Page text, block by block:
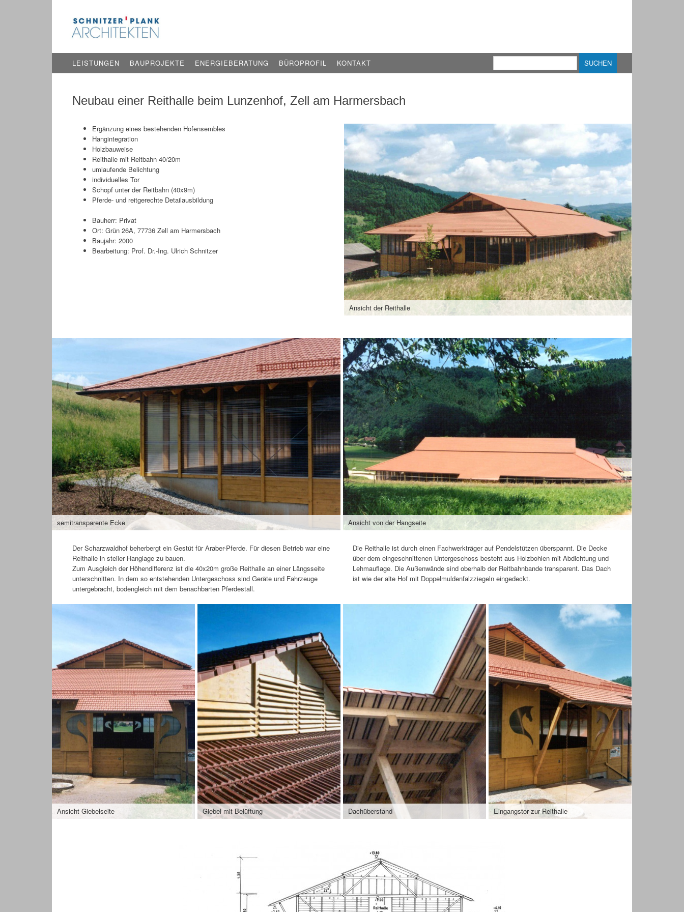
Inhalt
LEISTUNGEN BAUPROJEKTE ENERGIEBERATUNG BÜROPROFIL KONTAKT
Suche
Neubau einer Reithalle beim Lunzenhof, Zell am Harmersbach
Ergänzung eines bestehenden Hofensembles
Hangintegration
Holzbauweise
Reithalle mit Reitbahn 40/20m
umlaufende Belichtung
individuelles Tor
Schopf unter der Reitbahn (40x9m)
Pferde- und reitgerechte Detailausbildung
Bauherr: Privat
Ort: Grün 26A, 77736 Zell am Harmersbach
Baujahr: 2000
Bearbeitung: Prof. Dr.-Ing. Ulrich Schnitzer
Ansicht der Reithalle
semitransparente Ecke Ansicht von der Hangseite
Der Scharzwaldhof beherbergt ein Gestüt für Araber-Pferde. Für diesen Betrieb war eine
Reithalle in steiler Hanglage zu bauen.
Zum Ausgleich der Höhendifferenz ist die 40x20m große Reithalle an einer Längsseite
unterschnitten. In dem so entstehenden Untergeschoss sind Geräte und Fahrzeuge
untergebracht, bodengleich mit dem benachbarten Pferdestall.
Die Reithalle ist durch einen Fachwerkträger auf Pendelstützen überspannt. Die Decke
über dem eingeschnittenen Untergeschoss besteht aus Holzbohlen mit Abdichtung und
Lehmauflage. Die Außenwände sind oberhalb der Reitbahnbande transparent. Das Dach
ist wie der alte Hof mit Doppelmuldenfalzziegeln eingedeckt.
Ansicht Giebelseite Giebel mit Belüftung Dachüberstand Eingangstor zur Reithalle